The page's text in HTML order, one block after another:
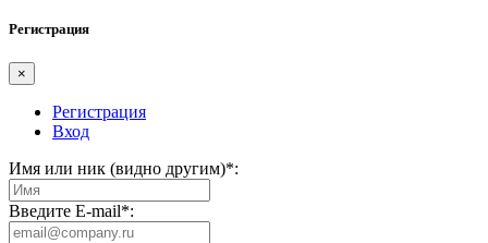
Регистрация
×
Регистрация
Вход
Имя или ник (видно другим)*:
Введите E-mail*: